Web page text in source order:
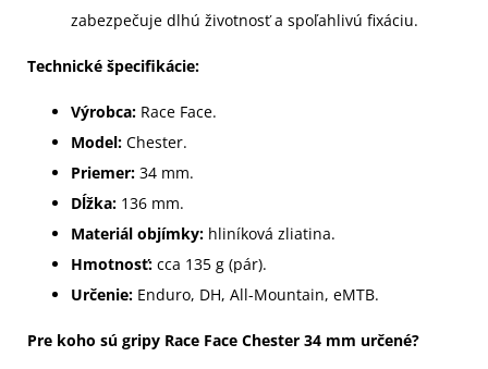
zabezpečuje dlhú životnosť a spoľahlivú fixáciu.
Technické špecifikácie:
Výrobca: Race Face.
Model: Chester.
Priemer: 34 mm.
Dĺžka: 136 mm.
Materiál objímky: hliníková zliatina.
Hmotnosť: cca 135 g (pár).
Určenie: Enduro, DH, All-Mountain, eMTB.
Pre koho sú gripy Race Face Chester 34 mm určené?